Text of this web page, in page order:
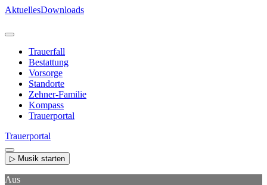
Direkt
Inhalt
AktuellesDownloads
Trauerfall
Bestattung
Vorsorge
Standorte
Zehner-Familie
Kompass
Trauerportal
Trauerportal
▷ Musik starten
Aus